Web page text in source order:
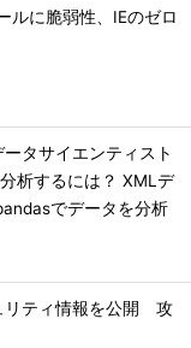
ルに脆弱性、IEのゼロ
タサイエンティスト
析するには？ XMLデ
でデータを分析
リティ情報を公開 攻